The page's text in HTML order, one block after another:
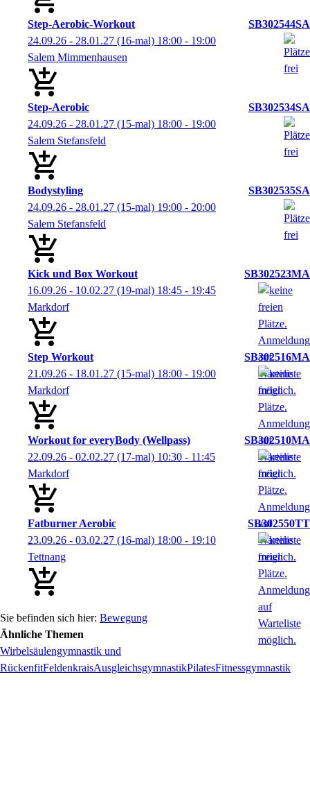
Kick und Box Workout
SB302523MA
16.09.26 - 10.02.27 (19-mal) 18:45 - 19:45
Markdorf
Step Workout
SB302516MA
21.09.26 - 18.01.27 (15-mal) 18:00 - 19:00
Markdorf
Workout for everyBody (Wellpass)
SB302510MA
22.09.26 - 02.02.27 (17-mal) 10:30 - 11:45
Markdorf
Fatburner Aerobic
SB302550TT
23.09.26 - 03.02.27 (16-mal) 18:00 - 19:10
Tettnang
Step-Aerobic-Workout
SB302544SA
24.09.26 - 28.01.27 (16-mal) 18:00 - 19:00
Salem Mimmenhausen
Step-Aerobic
SB302534SA
24.09.26 - 28.01.27 (15-mal) 18:00 - 19:00
Salem Stefansfeld
Bodystyling
SB302535SA
24.09.26 - 28.01.27 (15-mal) 19:00 - 20:00
Salem Stefansfeld
Bewegung
Ähnliche Themen
Wirbelsäulengymnastik und
RückenfitFeldenkraisAusgleichsgymnastikPilatesFitnessgymnastik